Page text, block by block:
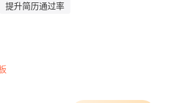
提升简历通过率